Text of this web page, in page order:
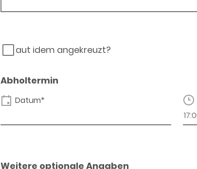
aut idem angekreuzt?
Abholtermin
Datum*
Weitere optionale Angaben